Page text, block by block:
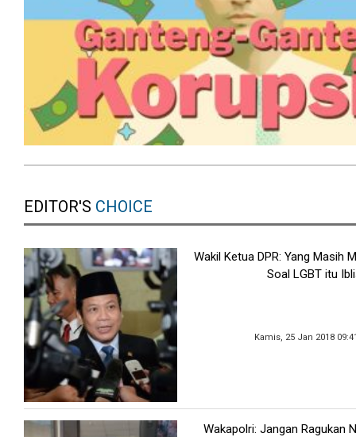
EDITOR'S CHOICE
Wakil Ketua DPR: Yang Masih
Soal LGBT itu
Kamis, 25 Jan 2018
Wakapolri: Jangan Ragukan